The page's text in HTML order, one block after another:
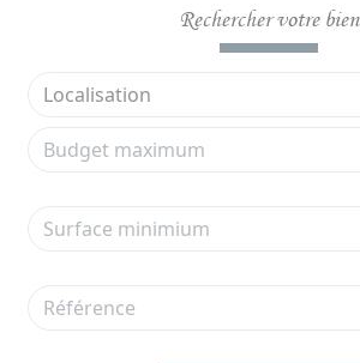
Rechercher votre bien